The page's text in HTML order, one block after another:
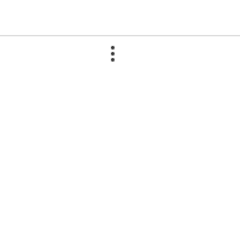
Outre-Mer